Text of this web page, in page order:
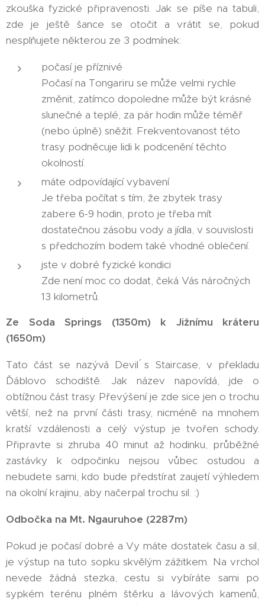
zkouška fyzické připravenosti. Jak se píše na tabuli,
zde je ještě šance se otočit a vrátit se, pokud
nesplňujete některou ze 3 podmínek:
počasí je příznivé
Počasí na Tongariru se může velmi rychle
změnit, zatímco dopoledne může být krásné
slunečné a teplé, za pár hodin může téměř
(nebo úplně) sněžit. Frekventovanost této
trasy podněcuje lidi k podcenění těchto
okolností.
máte odpovídající vybavení
Je třeba počítat s tím, že zbytek trasy
zabere 6-9 hodin, proto je třeba mít
dostatečnou zásobu vody a jídla, v souvislosti
s předchozím bodem také vhodné oblečení.
jste v dobré fyzické kondici
Zde není moc co dodat, čeká Vás náročných
13 kilometrů.
Ze Soda Springs (1350m) k Jižnímu kráteru
(1650m)
Tato část se nazývá Devil ́s Staircase, v překladu
Ďáblovo schodiště. Jak název napovídá, jde o
obtížnou část trasy. Převýšení je zde sice jen o trochu
větší, než na první části trasy, nicméně na mnohem
kratší vzdálenosti a celý výstup je tvořen schody.
Připravte si zhruba 40 minut až hodinku, průběžné
zastávky k odpočinku nejsou vůbec ostudou a
nebudete sami, kdo bude předstírat zaujetí výhledem
na okolní krajinu, aby načerpal trochu sil. :)
Odbočka na Mt. Ngauruhoe (2287m)
Pokud je počasí dobré a Vy máte dostatek času a sil,
je výstup na tuto sopku skvělým zážitkem. Na vrchol
nevede žádná stezka, cestu si vybíráte sami po
sypkém terénu plném štěrku a lávových kamenů,